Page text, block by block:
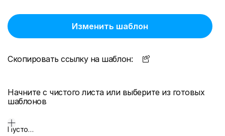
Изменить шаблон
Скопировать ссылку на шаблон:
Начните с чистого листа или выберите из готовых
шаблонов
Пустой дизайн-макет